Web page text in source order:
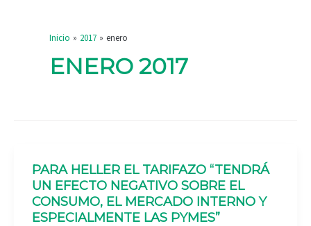
Inicio 2017 enero
ENERO 2017
PARA HELLER EL TARIFAZO “TENDRÁ
UN EFECTO NEGATIVO SOBRE EL
CONSUMO, EL MERCADO INTERNO Y
ESPECIALMENTE LAS PYMES”